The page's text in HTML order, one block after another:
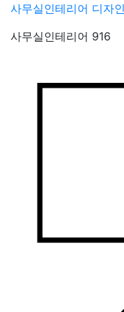
Skip
content
사무실인테리어 디자
사무실인테리어 916